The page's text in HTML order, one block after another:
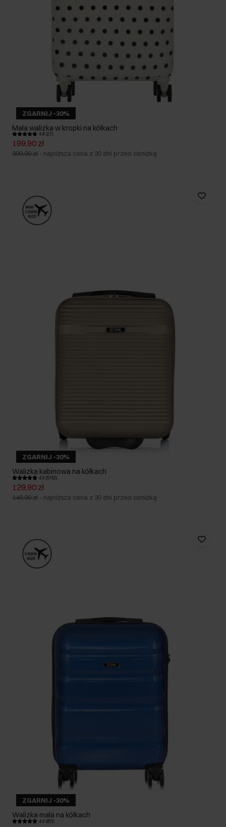
ZGARNIJ -30%
Mała walizka w kropki na kółkach
4.8 (27)
199,90 zł
399,90 zł - najniższa cena z 30 dni przed obniżką
ZGARNIJ -30%
Walizka kabinowa na kółkach
4.9 (5752)
129,90 zł
149,90 zł - najniższa cena z 30 dni przed obniżką
ZGARNIJ -30%
Walizka mała na kółkach
4.9 (851)